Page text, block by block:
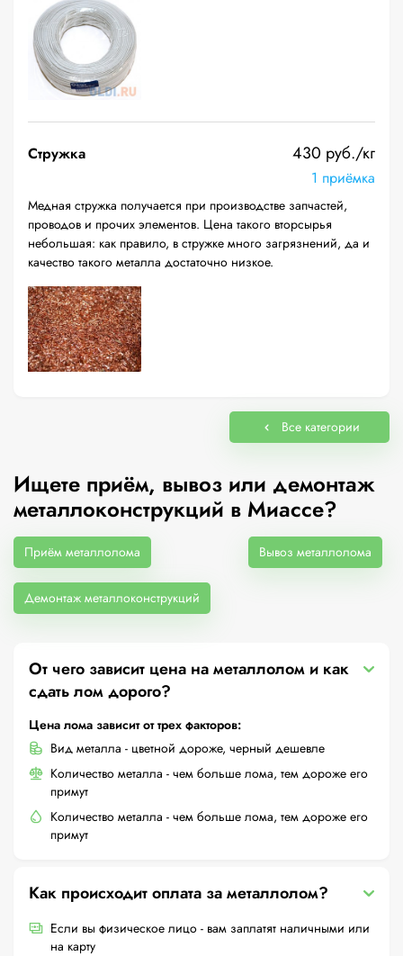
Стружка 430 руб./кг
1 приёмка
Медная стружка получается при производстве запчастей,
проводов и прочих элементов. Цена такого вторсырья
небольшая: как правило, в стружке много загрязнений, да и
качество такого металла достаточно низкое.
Все категории
Ищете приём, вывоз или демонтаж
металлоконструкций в Миассе?
Приём металлолома Вывоз металлолома
Демонтаж металлоконструкций
От чего зависит цена на металлолом и как
сдать лом дорого?
Цена лома зависит от трех факторов:
Вид металла - цветной дороже, черный дешевле
Количество металла - чем больше лома, тем дороже его
примут
Количество металла - чем больше лома, тем дороже его
примут
Как происходит оплата за металлолом?
Если вы физическое лицо - вам заплатят наличными или
на карту